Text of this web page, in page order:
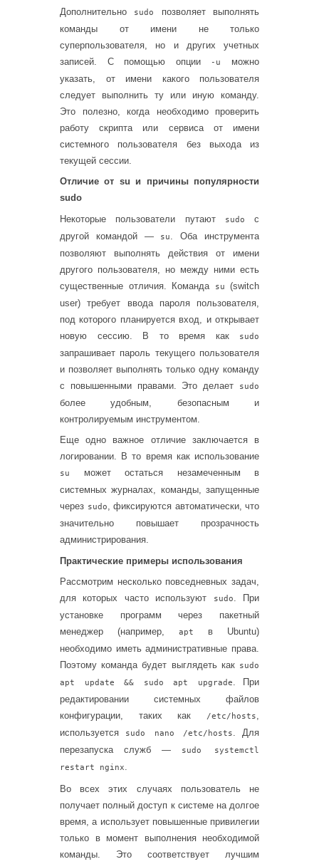
Дополнительно sudo
позволяет выполнять
команды от имени не только
суперпользователя, но и других учетных
записей. С помощью опции
-u
можно
указать, от имени какого пользователя
следует выполнить ту или иную команду.
Это полезно, когда необходимо проверить
работу скрипта или сервиса от имени
системного пользователя без выхода из
текущей сессии.
Отличие от su и причины популярности
sudo
Некоторые пользователи путают
sudo
с
другой командой —
su
. Оба инструмента
позволяют выполнять действия от имени
другого пользователя, но между ними есть
существенные отличия. Команда
su
(switch
user) требует ввода пароля пользователя,
под которого планируется вход, и открывает
новую сессию. В то время как
sudo
запрашивает пароль текущего пользователя
и позволяет выполнять только одну команду
с повышенными правами. Это делает
sudo
более удобным, безопасным и
контролируемым инструментом.
Еще одно важное отличие заключается в
логировании. В то время как использование
su
может остаться незамеченным в
системных журналах, команды, запущенные
через sudo, фиксируются автоматически, что
значительно повышает прозрачность
администрирования.
Практические примеры использования
Рассмотрим несколько повседневных задач,
для которых часто используют
sudo. При
установке программ через пакетный
менеджер (например, apt
в Ubuntu)
необходимо иметь административные права.
Поэтому команда будет выглядеть как sudo
apt update && sudo apt upgrade. При
редактировании системных файлов
конфигурации, таких как
/etc/hosts,
используется
sudo nano /etc/hosts. Для
перезапуска служб —
sudo systemctl
restart nginx.
Во всех этих случаях пользователь не
получает полный доступ к системе на долгое
время, а использует повышенные привилегии
только в момент выполнения необходимой
команды. Это соответствует лучшим